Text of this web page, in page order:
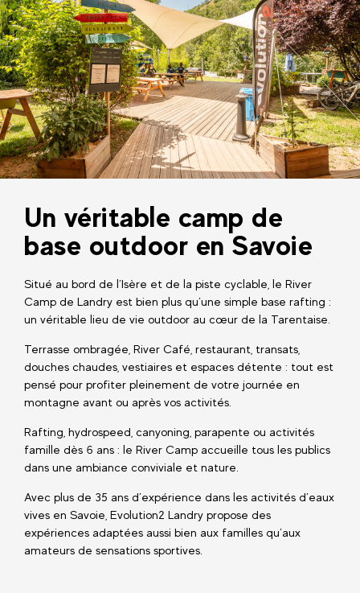
Un véritable camp de
base outdoor en Savoie
Situé au bord de l’Isère et de la piste cyclable, le River
Camp de Landry est bien plus qu’une simple base rafting :
un véritable lieu de vie outdoor au cœur de la Tarentaise.
Terrasse ombragée, River Café, restaurant, transats,
douches chaudes, vestiaires et espaces détente : tout est
pensé pour profiter pleinement de votre journée en
montagne avant ou après vos activités.
Rafting, hydrospeed, canyoning, parapente ou activités
famille dès 6 ans : le River Camp accueille tous les publics
dans une ambiance conviviale et nature.
Avec plus de 35 ans d’expérience dans les activités d’eaux
vives en Savoie, Evolution2 Landry propose des
expériences adaptées aussi bien aux familles qu’aux
amateurs de sensations sportives.